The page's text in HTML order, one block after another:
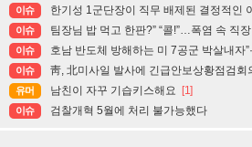
이슈 한기성 1군단장이 직무 배제된 결정적인
이슈 팀장님 밥 먹고 한판?” “콜!”…폭염 속 직장인 사로
이슈 호남 반도체 방해하는 미 7공군 박살내자”···미군기지 무단침입 대학생
이슈 靑, 北미사일 발사에 긴급안보상황점검회의
유머 남친이 자꾸 기습키스해요 [1]
이슈 검찰개혁 5월에 처리 불가능했다